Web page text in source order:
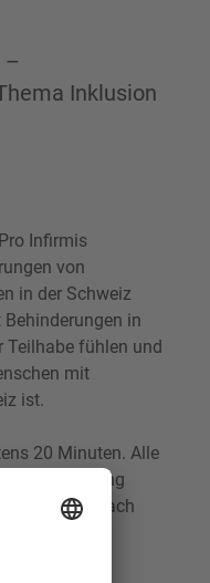
–
Inklusion
Infirmis
von
in der Schweiz
in
Teilhabe fühlen und
mit
ist.
20 Minuten. Alle
werden streng
Zumbach